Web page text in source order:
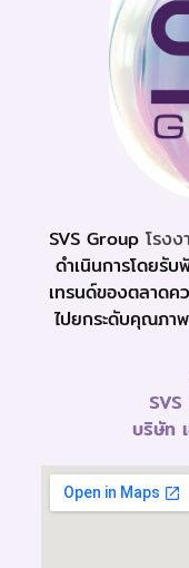
SVS Group โรง
ดำเนินการโดยรั
เทรนด์ของตลาดค
ไปยกระดับคุณภา
SVS
บริษัท